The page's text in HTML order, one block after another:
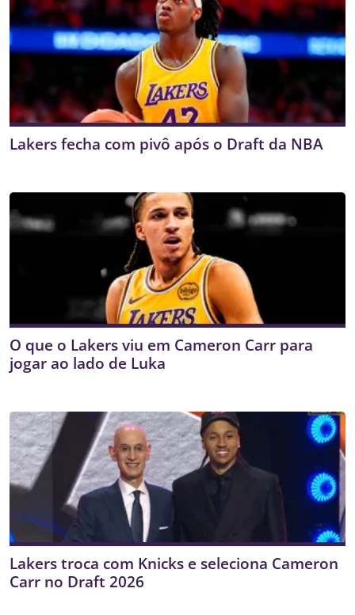
Lakers fecha com pivô após o Draft da NBA
O que o Lakers viu em Cameron Carr para
jogar ao lado de Luka
Lakers troca com Knicks e seleciona Cameron
Carr no Draft 2026